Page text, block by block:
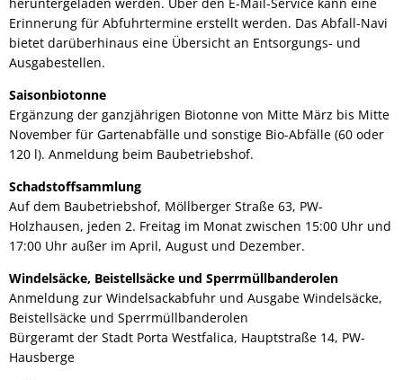
Erinnerung für Abfuhrtermine erstellt werden. Das Abfall-Navi
bietet darüberhinaus eine Übersicht an Entsorgungs- und
Ausgabestellen.
Saisonbiotonne
Ergänzung der ganzjährigen Biotonne von Mitte März bis Mitte
November für Gartenabfälle und sonstige Bio-Abfälle (60 oder
120 l). Anmeldung beim Baubetriebshof.
Schadstoffsammlung
Auf dem Baubetriebshof, Möllberger Straße 63, PW-
Holzhausen, jeden 2. Freitag im Monat zwischen 15:00 Uhr und
17:00 Uhr außer im April, August und Dezember.
Windelsäcke, Beistellsäcke und Sperrmüllbanderolen
Anmeldung zur Windelsackabfuhr und Ausgabe Windelsäcke,
Beistellsäcke und Sperrmüllbanderolen
Bürgeramt der Stadt Porta Westfalica, Hauptstraße 14, PW-
Hausberge